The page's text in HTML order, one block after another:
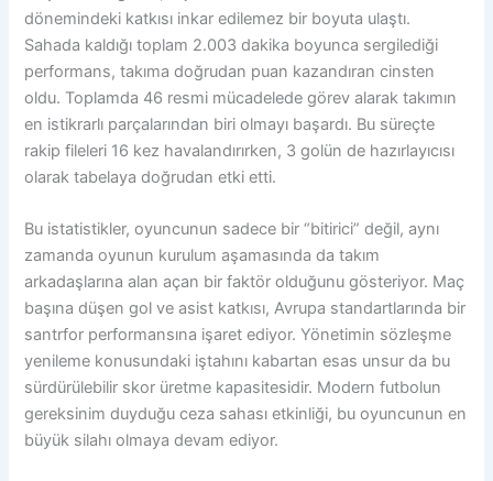
dönemindeki katkısı inkar edilemez bir boyuta ulaştı.
Sahada kaldığı toplam 2.003 dakika boyunca sergilediği
performans, takıma doğrudan puan kazandıran cinsten
oldu. Toplamda 46 resmi mücadelede görev alarak takımın
en istikrarlı parçalarından biri olmayı başardı. Bu süreçte
rakip fileleri 16 kez havalandırırken, 3 golün de hazırlayıcısı
olarak tabelaya doğrudan etki etti.
Bu istatistikler, oyuncunun sadece bir “bitirici” değil, aynı
zamanda oyunun kurulum aşamasında da takım
arkadaşlarına alan açan bir faktör olduğunu gösteriyor. Maç
başına düşen gol ve asist katkısı, Avrupa standartlarında bir
santrfor performansına işaret ediyor. Yönetimin sözleşme
yenileme konusundaki iştahını kabartan esas unsur da bu
sürdürülebilir skor üretme kapasitesidir. Modern futbolun
gereksinim duyduğu ceza sahası etkinliği, bu oyuncunun en
büyük silahı olmaya devam ediyor.